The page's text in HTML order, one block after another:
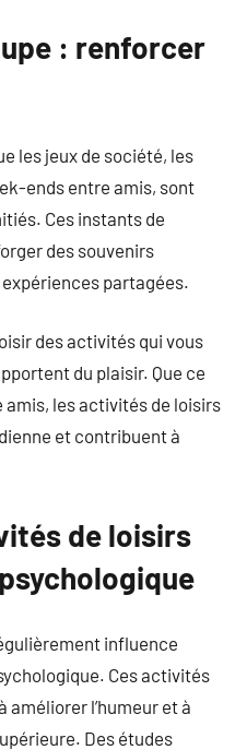
: renforcer
les jeux de société, les
ends entre amis, sont
Ces instants de
des souvenirs
partagées.
des activités qui vous
du plaisir. Que ce
amis, les activités de loisirs
et contribuent à
de loisirs
influence
Ces activités
améliorer l’humeur et à
Des études